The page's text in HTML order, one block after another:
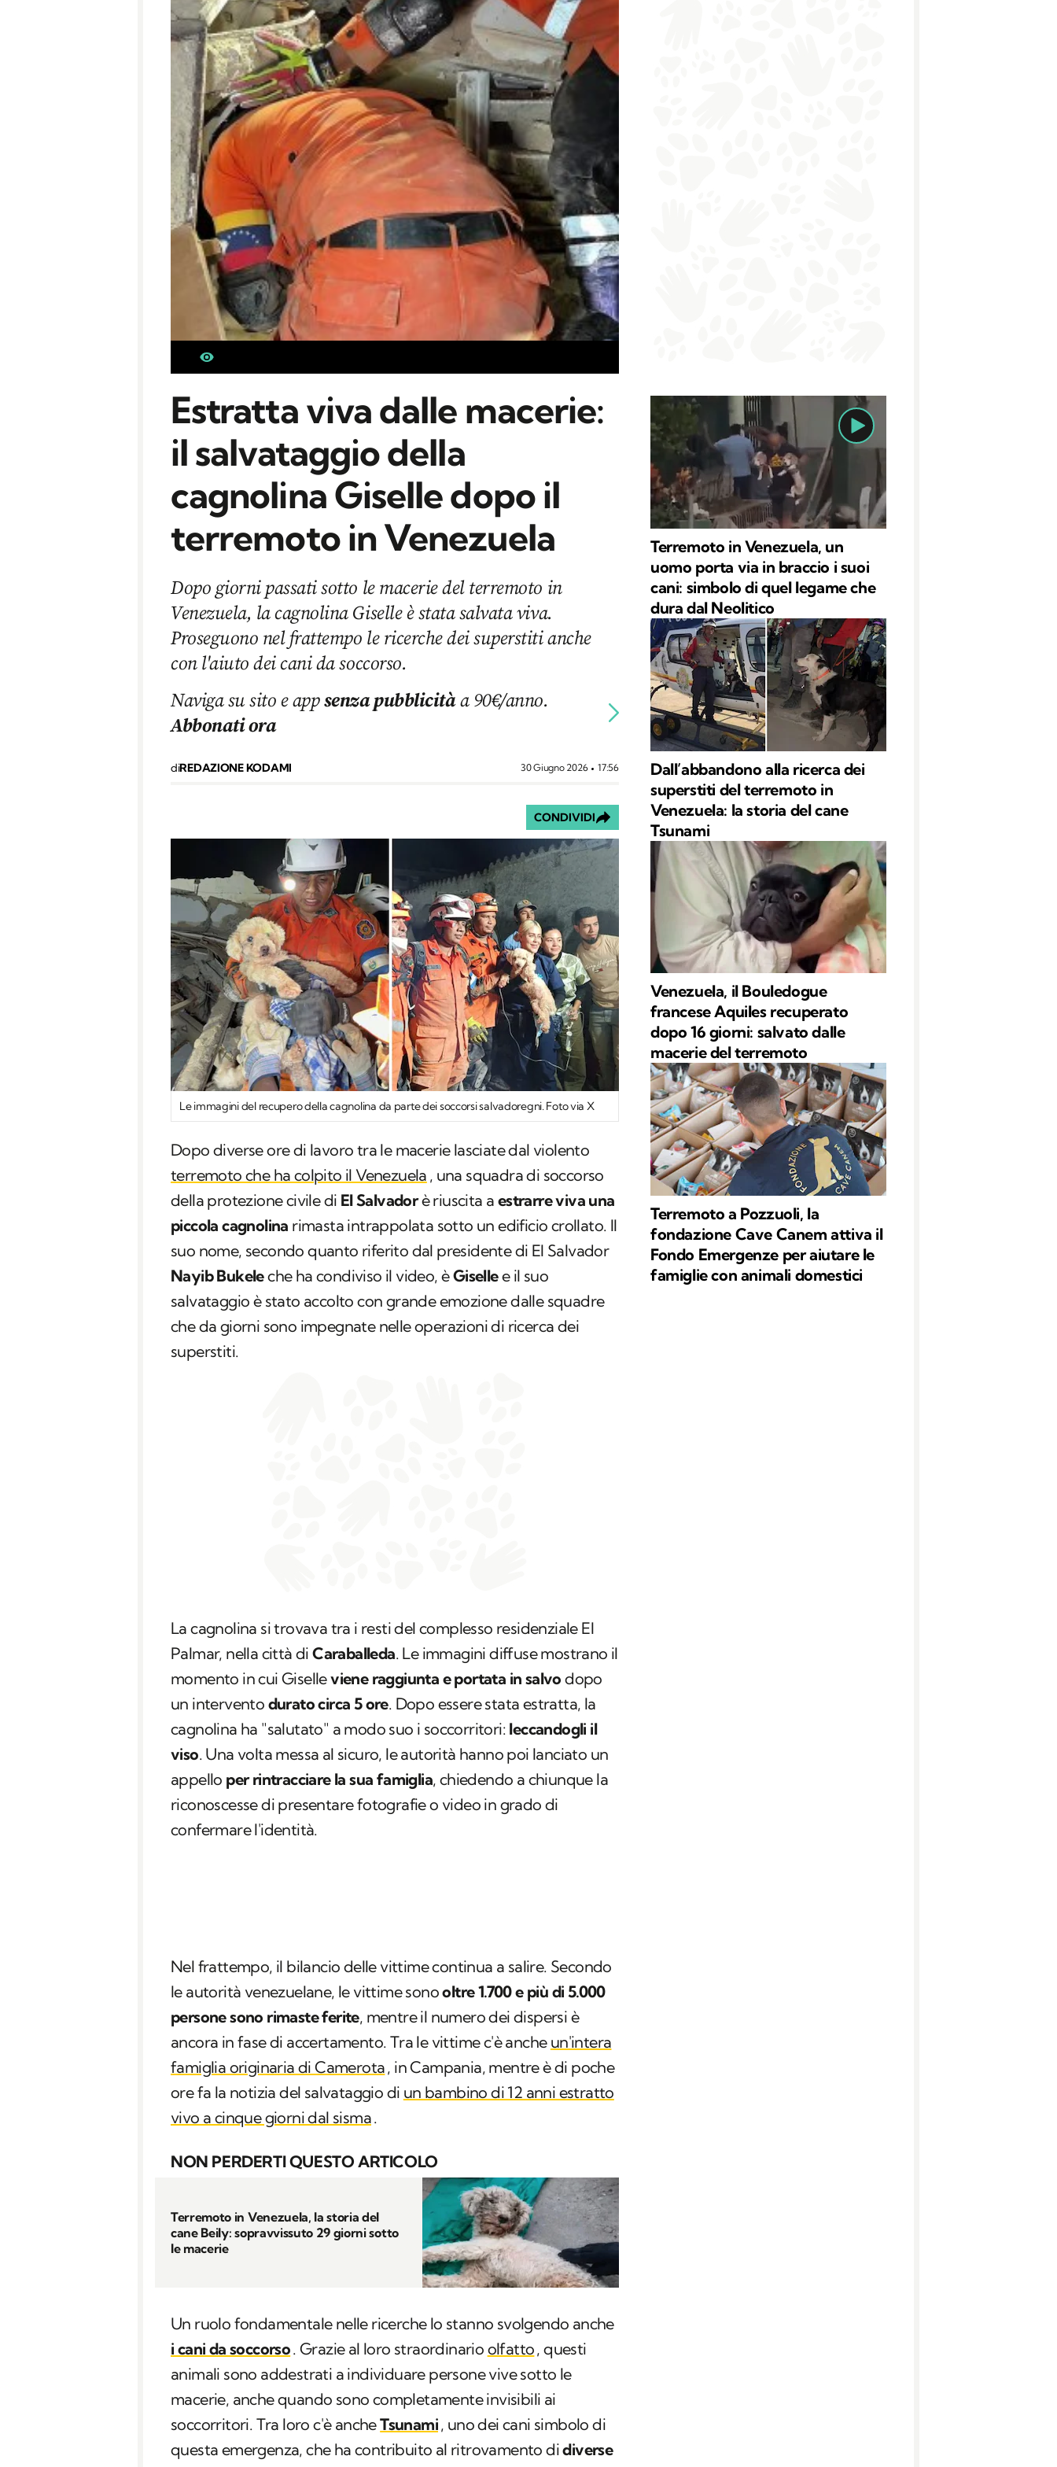
Estratta viva dalle macerie:
il salvataggio della
cagnolina Giselle dopo il
terremoto in Venezuela
Dopo giorni passati sotto le macerie del terremoto in
Venezuela, la cagnolina Giselle è stata salvata viva.
Proseguono nel frattempo le ricerche dei superstiti anche
con l'aiuto dei cani da soccorso.
Naviga su sito e appsenza pubblicitàa 90€/anno.
Abbonati ora
diREDAZIONE KODAMI 30 Giugno 2026 17:56
CONDIVIDI
Le immagini del recupero della cagnolina da parte dei soccorsi salvadoregni. Foto via X
Dopo diverse ore di lavoro tra le macerie lasciate dal violento
terremoto che ha colpito il Venezuela , una squadra di soccorso
della protezione civile di El Salvadorè riuscita a estrarre viva una
piccola cagnolina rimasta intrappolata sotto un edificio crollato. Il
suo nome, secondo quanto riferito dal presidente di El Salvador
Nayib Bukeleche ha condiviso il video, èGisellee il suo
salvataggio è stato accolto con grande emozione dalle squadre
che da giorni sono impegnate nelle operazioni di ricerca dei
superstiti.
La cagnolina si trovava tra i resti del complesso residenziale El
Palmar, nella città diCaraballeda. Le immagini diffuse mostrano il
momento in cui Giselleviene raggiunta e portata in salvo dopo
un intervento durato circa 5 ore. Dopo essere stata estratta, la
cagnolina ha "salutato" a modo suo i soccorritori: leccandogli il
viso. Una volta messa al sicuro, le autorità hanno poi lanciato un
appello per rintracciare la sua famiglia, chiedendo a chiunque la
riconoscesse di presentare fotografie o video in grado di
confermare l'identità.
Nel frattempo, il bilancio delle vittime continua a salire. Secondo
le autorità venezuelane, le vittime sonooltre 1.700e più di 5.000
persone sono rimaste ferite, mentre il numero dei dispersi è
ancora in fase di accertamento. Tra le vittime c'è anche un'intera
famiglia originaria di Camerota, in Campania, mentre è di poche
ore fa la notizia del salvataggio di un bambino di 12 anni estratto
vivo a cinque giorni dal sisma.
NON PERDERTI QUESTO ARTICOLO
Terremoto in Venezuela, la storia del
cane Beily: sopravvissuto 29 giorni sotto
le macerie
Un ruolo fondamentale nelle ricerche lo stanno svolgendo anche
i cani da soccorso. Grazie al loro straordinario olfatto, questi
animali sono addestrati a individuare persone vive sotto le
macerie, anche quando sono completamente invisibili ai
soccorritori. Tra loro c'è ancheTsunami, uno dei cani simbolo di
questa emergenza, che ha contribuito al ritrovamento didiverse
Terremoto in Venezuela, un
uomo porta via in braccio i suoi
cani: simbolo di quel legame che
dura dal Neolitico
Dall’abbandono alla ricerca dei
superstiti del terremoto in
Venezuela: la storia del cane
Tsunami
Venezuela, il Bouledogue
francese Aquiles recuperato
dopo 16 giorni: salvato dalle
macerie del terremoto
Terremoto a Pozzuoli, la
fondazione Cave Canem attiva il
Fondo Emergenze per aiutare le
famiglie con animali domestici